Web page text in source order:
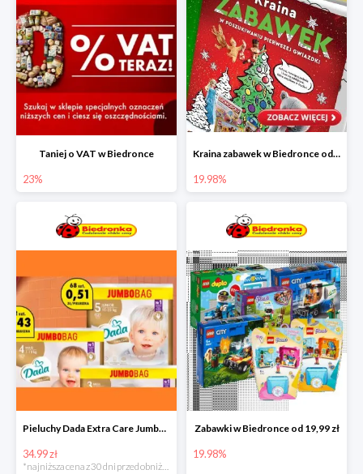
Taniej o VAT w Biedronce
23%
Kraina zabawek w Biedronce od 19,99 zł
19.98%
Pieluchy Dada Extra Care Jumbo Bag w super cenie
34.99 zł
*najniższa cena z 30 dni przed obniżką
Zabawki w Biedronce od 19,99 zł
19.98%